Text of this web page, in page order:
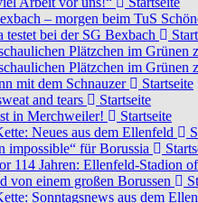
– morgen beim TuS
testet bei der SG Bexbach
Plätzchen im Grünen
Plätzchen im Grünen
mit dem Schnauzer
Startseite
and tears
Startseite
in Merchweiler!
Startseite
Neues aus dem Ellenfeld
impossible“ für Borussia
114 Jahren: Ellenfeld-Stadion
von einem großen Borussen
Sonntagsnews aus dem